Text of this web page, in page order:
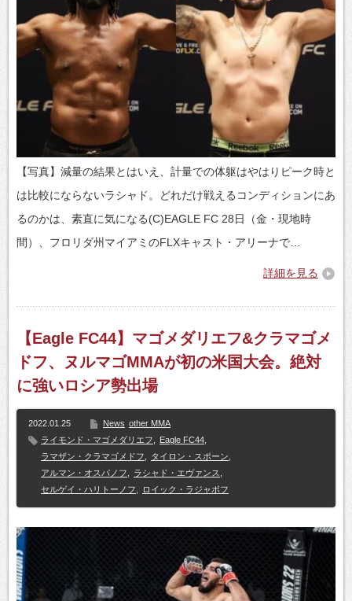
【写真】減量の結果とはいえ、計量での体躯はやはりピーク時と
は比較にならないラシャド。どれだけ戦えるコンディションにあ
るのかは、素直に気になる(C)EAGLE FC 28日（金・現地時
間）、フロリダ州マイアミのFLXキャスト・アリーナで…
詳細を見る
【Eagle FC44】マゴメダリエフ&クラマゴメ
ドフ、ヌルマゴMMAが初の米国大会。絶対
に強いロシア勢出場
2022.01.25 News other MMA
ライモンド・マゴメダリエフ
Eagle FC44
ラマザン・クラマゴメドフ
タイロン・スポーン
アルマン・オスパノフ
ラシャド・エヴァンス
セルゲイ・ハリトーノフ
ロイック・ラジャボフ